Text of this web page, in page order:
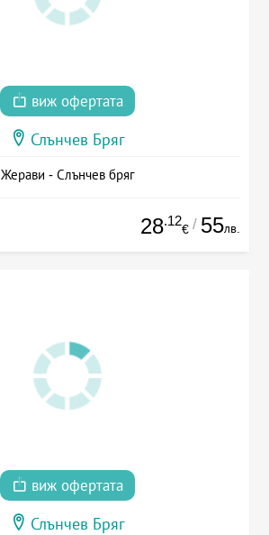
виж офертата
Слънчев Бряг
Жерави - Слънчев бряг
28.12
€ / 55лв.
виж офертата
Слънчев Бряг